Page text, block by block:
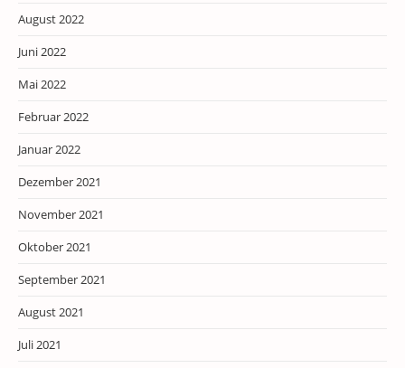
August 2022
Juni 2022
Mai 2022
Februar 2022
Januar 2022
Dezember 2021
November 2021
Oktober 2021
September 2021
August 2021
Juli 2021